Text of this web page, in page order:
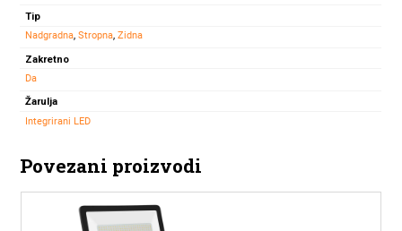
Tip
Nadgradna, Stropna, Zidna
Zakretno
Da
Žarulja
Integrirani LED
Povezani proizvodi